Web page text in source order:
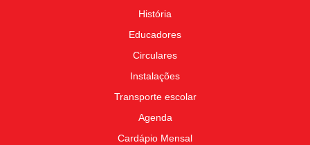
História
Educadores
Circulares
Instalações
Transporte escolar
Agenda
Cardápio Mensal